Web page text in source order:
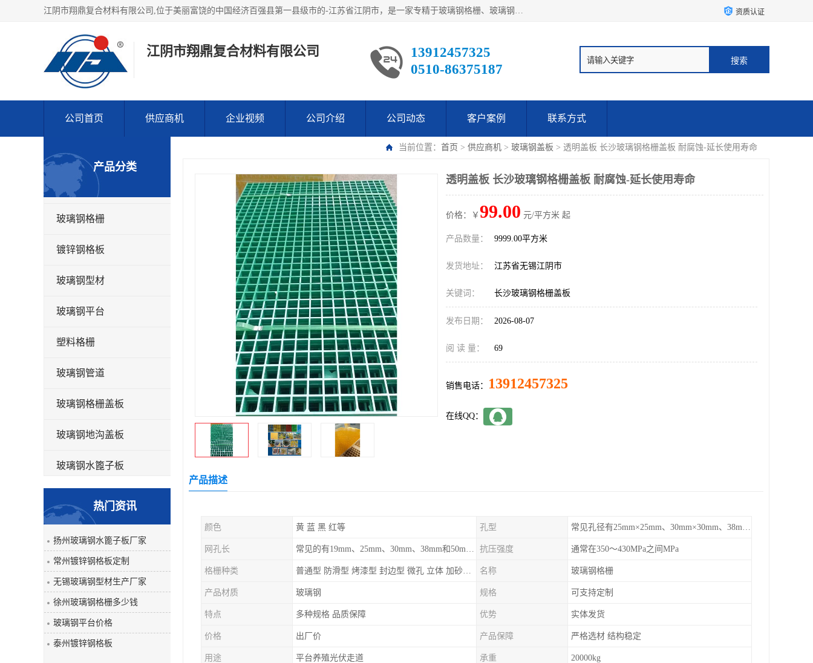
江阴市翔鼎复合材料有限公司,位于美丽富饶的中国经济百强县第一县级市的-江苏省江阴市，是一家专精于玻璃钢格栅、玻璃钢新材料,镀锌钢格板，机械设备生产制造及研发的科技型企业；公司产品已销往了世界多个国家和地区，公司人决心加倍努力愿与广大社会同仁精诚合作共创辉煌！ 资质认证
江阴市翔鼎复合材料有限公司
13912457325
0510-86375187
公司首页 供应商机 企业视频 公司介绍 公司动态 客户案例 联系方式
当前位置： 首页 > 供应商机 > 玻璃钢盖板 > 透明盖板 长沙玻璃钢格栅盖板 耐腐蚀-延长使用寿命
产品分类
玻璃钢格栅
镀锌钢格板
玻璃钢型材
玻璃钢平台
塑料格栅
玻璃钢管道
玻璃钢格栅盖板
玻璃钢地沟盖板
玻璃钢水篦子板
玻璃钢平板
玻璃钢盖板
热门资讯
扬州玻璃钢水篦子板厂家
常州镀锌钢格板定制
无锡玻璃钢型材生产厂家
徐州玻璃钢格栅多少钱
玻璃钢平台价格
泰州镀锌钢格板
透明盖板 长沙玻璃钢格栅盖板 耐腐蚀-延长使用寿命
价格：￥ 99.00 元/平方米 起
产品数量： 9999.00平方米
发货地址： 江苏省无锡江阴市
关键词： 长沙玻璃钢格栅盖板
发布日期： 2026-08-07
阅 读 量： 69
销售电话： 13912457325
在线QQ：
产品描述
颜色 黄 蓝 黑 红等 孔型 常见孔径有25mm×25mm、30mm×30mm、38mm×38mm等,
网孔长 常见的有19mm、25mm、30mm、38mm和50mm等 抗压强度 通常在350～430MPa之间MPa
格栅种类 普通型 防滑型 ‌烤漆型 封边型 ‌微孔 立体 加砂覆面型 平面型 名称 玻璃钢格栅
产品材质 玻璃钢 规格 可支持定制
特点 多种规格 品质保障 优势 实体发货
价格 出厂价 产品保障 严格选材 结构稳定
用途 平台养殖光伏走道 承重 20000kg